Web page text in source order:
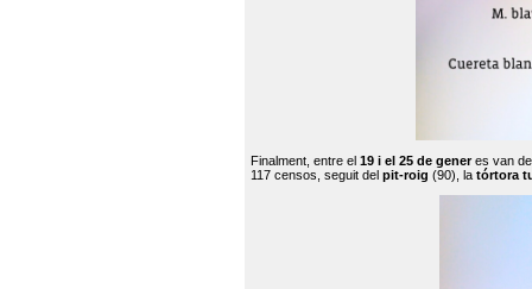
Finalment, entre el 19 i el 25 de generes van
117 censos, seguit del pit-roig (90), la tórtora